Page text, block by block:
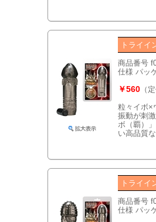
トライ
商品番号
仕様 パッ
￥560 （
粒々イボ×
振動が刺
ボ（覇）
い高品質
トライ
商品番号
仕様 パッ